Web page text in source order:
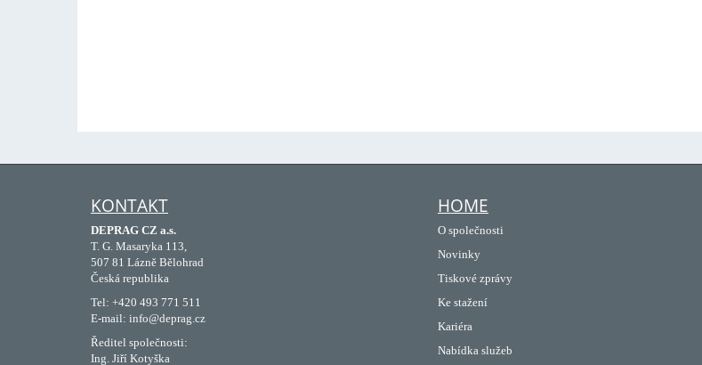
KONTAKT
DEPRAG CZ a.s.
T. G. Masaryka 113,
507 81 Lázně Bělohrad
Česká republika
Tel: +420 493 771 511
E-mail: info@deprag.cz
Ředitel společnosti:
Ing. Jiří Kotyška
HOME
O společnosti
Novinky
Tiskové zprávy
Ke stažení
Kariéra
Nabídka služeb